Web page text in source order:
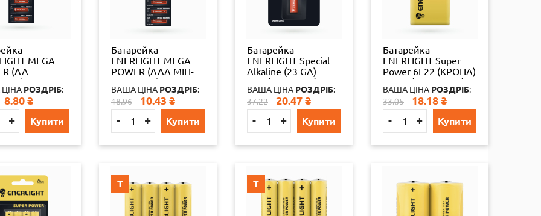
MEGA
(AA
6 шт./бл
РОЗДРІБ:
8.80 ₴
+ Купити
Батарейка
ENERLIGHT MEGA
POWER (AAА МІН-
ПАЛЬЧИК)
АЛКАЛАЙН
(БЛІСТЕР) 6 шт./бл
4823093501997
65324
ВАША ЦІНА РОЗДРІБ:
18.96
10.43 ₴
- + Купити
Батарейка
ENERLIGHT Special
Alkaline (23 GA)
1шт./бл 40 шт./уп
160 шт./ящ
4823093502239
ВАША ЦІНА РОЗДРІБ:
37.22
20.47 ₴
- + Купити
Батарейка
ENERLIGHT Super
Power 6F22 (КРОНА)
12 шт./уп 288 шт./ящ
4823093502215
65324
ВАША ЦІНА РОЗДРІБ:
33.05
18.18 ₴
- + Купити
Т Т